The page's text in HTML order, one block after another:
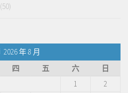
(50)
2026 年 8 月
四 五 六
日
1
2